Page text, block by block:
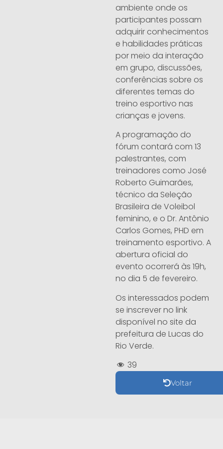
ambiente onde os
participantes possam
adquirir conhecimentos
e habilidades práticas
por meio da interação
em grupo, discussões,
conferências sobre os
diferentes temas do
treino esportivo nas
crianças e jovens.
A programação do
fórum contará com 13
palestrantes, com
treinadores como José
Roberto Guimarães,
técnico da Seleção
Brasileira de Voleibol
feminino, e o Dr. Antônio
Carlos Gomes, PHD em
treinamento esportivo. A
abertura oficial do
evento ocorrerá às 19h,
no dia 5 de fevereiro.
Os interessados podem
se inscrever no link
disponível no site da
prefeitura de Lucas do
Rio Verde.
39
Voltar